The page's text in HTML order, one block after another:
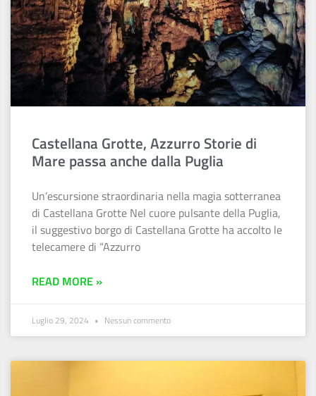
Castellana Grotte, Azzurro Storie di
Mare passa anche dalla Puglia
Un’escursione straordinaria nella magia sotterranea
di Castellana Grotte Nel cuore pulsante della Puglia,
il suggestivo borgo di Castellana Grotte ha accolto le
telecamere di “Azzurro
READ MORE »
Luglio 29, 2024 Nessun commento